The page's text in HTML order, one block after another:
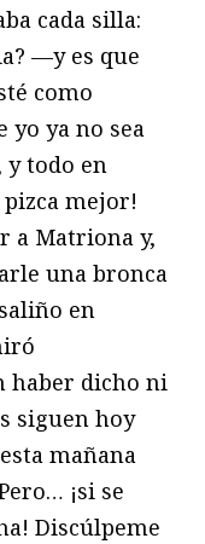
cada silla:
—y es que
como
yo ya no sea
todo en
mejor!
a Matriona y,
una bronca
en
haber dicho ni
siguen hoy
mañana
¡si se
Discúlpeme